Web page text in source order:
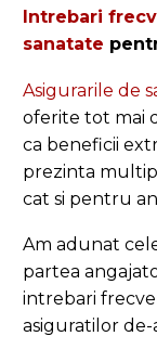
Intrebari
sanatate
Asigurarile de
oferite tot mai
ca beneficii
prezinta
cat si pentru
Am adunat
partea
intrebari
asiguratilor